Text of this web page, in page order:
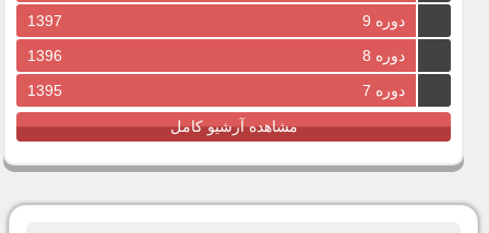
دوره 9
1397
دوره 8
1396
دوره 7
1395
مشاهده آرشیو کامل